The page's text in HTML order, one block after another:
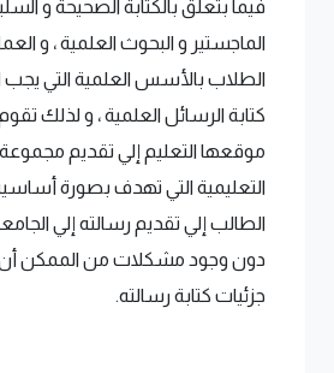
فيما بتعلق بالكتابة الصحيحة و
الماجستير و البحوث العلمية ، و
الطلاب بالأسس العلمية التي يجب
كتابة الرسائل العلمية ، و لذلك
موقعها التعليم إلي تقديم
التعليمية التي تهدف بصورة
الطالب إلي تقديم رسالته إلي
دون وجود مشكلات من الممكن
جزئيات كتابة رسالته.